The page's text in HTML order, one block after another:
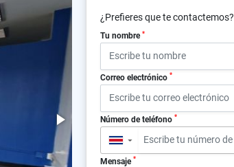
¿Prefieres que te contactemos?
Tu nombre *
Correo electrónico *
Número de teléfono *
▼
Mensaje *